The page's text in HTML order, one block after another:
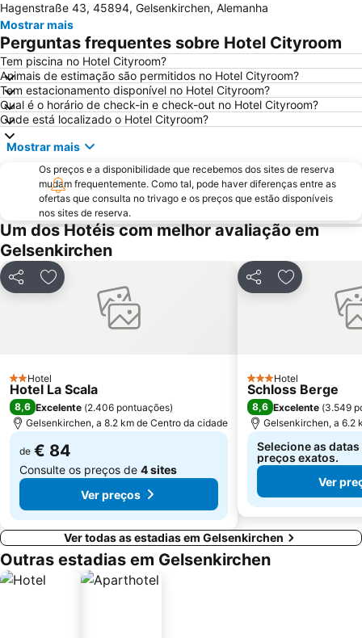
Kaisergarten
Freisenbruch
Stockum
Movie Park Germany
Baerl
Kaiserswerth
Holthausen
Arena auf Schalke
Hauptbahnhof Essen
Rüttenscheid
Eisenbahnmuseum Bochum-Dahlhausen
Equitana Equestrian Sports World Fair
Westfalenstadion
Bahnhof Düsseldorf Flughafen
Japan-Tag
Düsseldorf Stadtmitte
Düsseldorf-Marathon
Oberkassel
Bismarck
Werden
Dortmund Zoo
Bahnhof Bocholt
Königsallee
Dortmunder U
HCC Harenberg City-Center
Loh
Derendorf
Flingern-Nord
Hagenstraße 43, 45894, Gelsenkirchen, Alemanha
Mostrar mais
Perguntas frequentes sobre Hotel Cityroom
Tem piscina no Hotel Cityroom?
Animais de estimação são permitidos no Hotel Cityroom?
Tem estacionamento disponível no Hotel Cityroom?
Qual é o horário de check-in e check-out no Hotel Cityroom?
Onde está localizado o Hotel Cityroom?
Mostrar mais
Os preços e a disponibilidade que recebemos dos sites de reserva
mudam frequentemente. Como tal, pode haver diferenças entre as
ofertas que consulta no trivago e os preços que estão disponíveis
nos sites de reserva.
Um dos Hotéis com melhor avaliação em
Gelsenkirchen
PartilharAdicionar aos favoritos
2 Estrelas
Hotel
Hotel La Scala
8,6 Excelente (2.406 pontuações)
Gelsenkirchen, a 8.2 km de Centro da cidade
de € 84
Consulte os preços de 4 sites
Ver preços
PartilharAdicionar
3 Estrelas
Hotel
Schloss Berge
8,6 Excelente (3.549
Gelsenkirchen, a 6.2
Selecione as
preços exatos.
Ver
Ver todas as estadias em Gelsenkirchen
Outras estadias em Gelsenkirchen